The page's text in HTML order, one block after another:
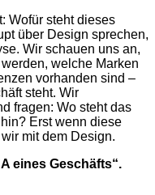
Wofür steht dieses
über Design sprechen,
Wir schauen uns an,
welche Marken
vorhanden sind –
steht. Wir
fragen: Wo steht das
Erst wenn diese
mit dem Design.
eines Geschäfts“.